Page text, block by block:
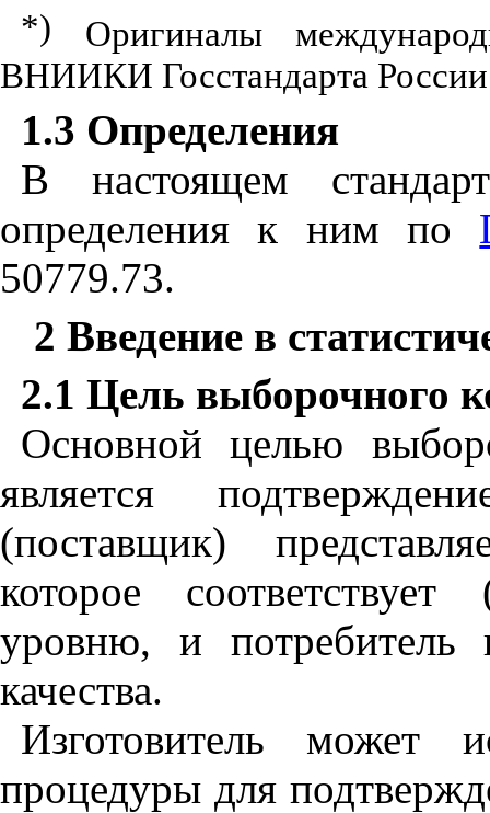
*) Оригиналы
ВНИИКИ Госстандарта
1.3 Определения
В настоящем
определения к ним по
50779.73.
2 Введение в
2.1 Цель выборочного
Основной целью
является
(поставщик)
которое
уровню, и потребитель
качества.
Изготовитель может
процедуры для